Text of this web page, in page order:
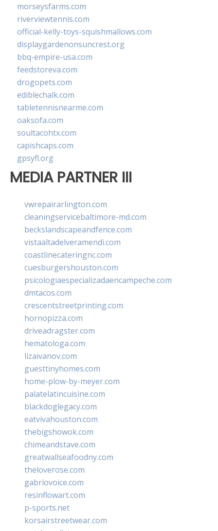
morseysfarms.com
riverviewtennis.com
official-kelly-toys-squishmallows.com
displaygardenonsuncrest.org
bbq-empire-usa.com
feedstoreva.com
drogopets.com
ediblechalk.com
tabletennisnearme.com
oaksofa.com
soultacohtx.com
capishcaps.com
gpsyfl.org
MEDIA PARTNER III
vwrepairarlington.com
cleaningservicebaltimore-md.com
beckslandscapeandfence.com
vistaaltadelveramendi.com
coastlinecateringnc.com
cuesburgershouston.com
psicologiaespecializadaencampeche.com
dmtacos.com
crescentstreetprinting.com
hornopizza.com
driveadragster.com
hematologa.com
lizaivanov.com
guesttinyhomes.com
home-plow-by-meyer.com
palatelatincuisine.com
blackdoglegacy.com
eatvivahouston.com
thebigshowok.com
chimeandstave.com
greatwallseafoodny.com
theloverose.com
gabriovoice.com
resinflowart.com
p-sports.net
korsairstreetwear.com